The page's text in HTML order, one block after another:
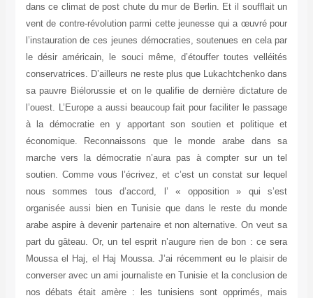
dans ce climat de post chute du mur de Berlin. Et il soufflait un
vent de contre-révolution parmi cette jeunesse qui a œuvré pour
l’instauration de ces jeunes démocraties, soutenues en cela par
le désir américain, le souci même, d’étouffer toutes velléités
conservatrices. D’ailleurs ne reste plus que Lukachtchenko dans
sa pauvre Biélorussie et on le qualifie de dernière dictature de
l’ouest. L’Europe a aussi beaucoup fait pour faciliter le passage
à la démocratie en y apportant son soutien et politique et
économique. Reconnaissons que le monde arabe dans sa
marche vers la démocratie n’aura pas à compter sur un tel
soutien. Comme vous l’écrivez, et c’est un constat sur lequel
nous sommes tous d’accord, l’ « opposition » qui s’est
organisée aussi bien en Tunisie que dans le reste du monde
arabe aspire à devenir partenaire et non alternative. On veut sa
part du gâteau. Or, un tel esprit n’augure rien de bon : ce sera
Moussa el Haj, el Haj Moussa. J’ai récemment eu le plaisir de
converser avec un ami journaliste en Tunisie et la conclusion de
nos débats était amère : les tunisiens sont opprimés, mais